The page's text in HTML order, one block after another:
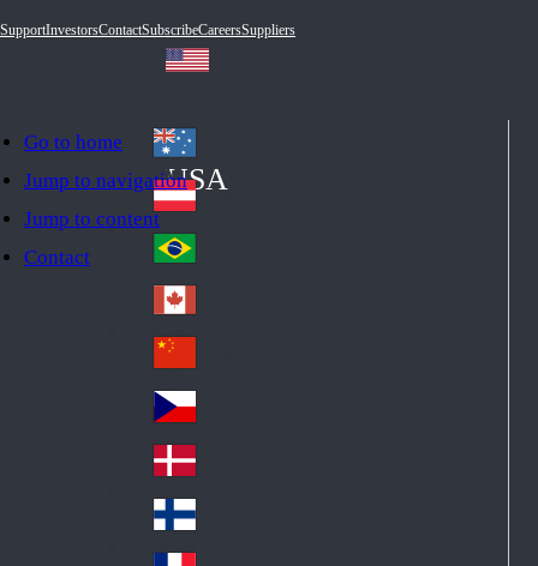
Go to home
Jump to navigation
Jump to content
Contact
SupportInvestorsContactSubscribeCareersSuppliers
USA
Au
str
ali
a
Au
stri
a
Br
azi
l
Ca
na
da
Ch
ina
Cz
ec
h
De
nm
ark
Fin